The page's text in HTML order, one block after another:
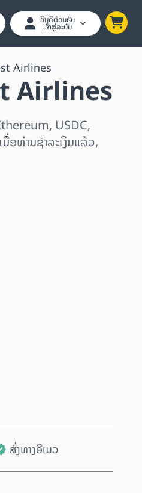
ຍິນດີຕ້ອນຮັບ
ເຂົ້າສູ່ລະບົບ
Airlines
Airlines
USDC,
ທ່ານຊຳລະເງິນແລ້ວ,
ສົ່ງທາງອີເມວ